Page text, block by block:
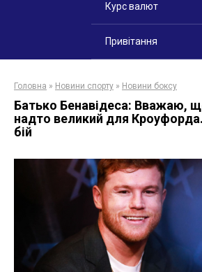
Курс валют
Привітання
Головна » Новини спорту » Новини боксу
Батько Бенавідеса: Вважаю,
надто великий для
бій